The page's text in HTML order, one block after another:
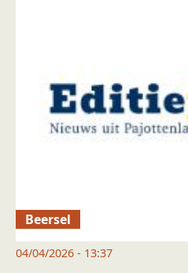
Beersel
04/04/2026 - 13:37